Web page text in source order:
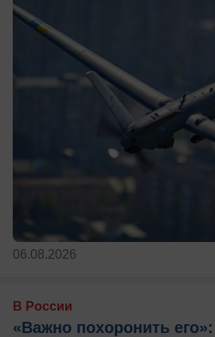
06.08.2026
В России
«Важно похоронить